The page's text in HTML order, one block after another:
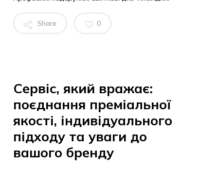
Share 0
Сервіс, який вражає:
поєднання преміальної
якості, індивідуального
підходу та уваги до
вашого бренду